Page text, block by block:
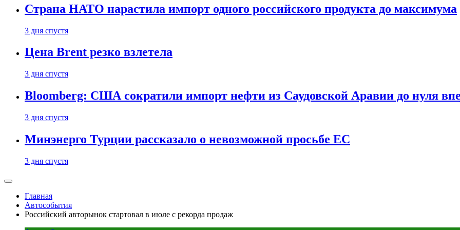
Страна НАТО нарастила импорт одного российского продукта до максимума
3 дня спустя
Цена Brent резко взлетела
3 дня спустя
Bloomberg: США сократили импорт нефти из Саудовской Аравии до нуля
3 дня спустя
Минэнерго Турции рассказало о невозможной просьбе ЕС
3 дня спустя
Главная
Автособытия
Российский авторынок стартовал в июле с рекорда продаж